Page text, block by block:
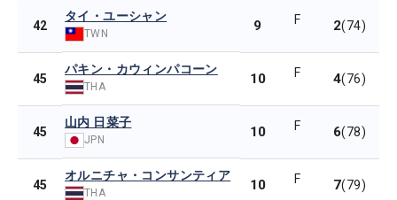
42
タイ・ユーシャン
TWN 9 F 2(74)
45
パキン・カウィンパコーン
THA 10 F 4(76)
45
山内 日菜子
JPN 10 F 6(78)
45
オルニチャ・コンサンティア
THA 10 F 7(79)